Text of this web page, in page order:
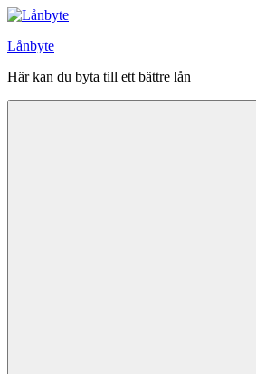
Hoppa
innehåll
Lånbyte
Här kan du byta till ett bättre lån